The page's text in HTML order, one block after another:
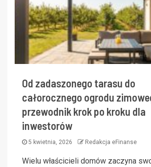
Od zadaszonego tarasu do
całorocznego ogrodu
przewodnik krok po kroku dla
inwestorów
5 kwietnia, 2026 Redakcja eFinanse
Wielu właścicieli domów zaczyna